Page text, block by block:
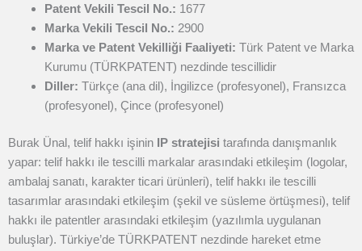
Patent Vekili Tescil No.: 1677
Marka Vekili Tescil No.: 2900
Marka ve Patent Vekilliği Faaliyeti: Türk Patent ve Marka
Kurumu (TÜRKPATENT) nezdinde tescillidir
Diller: Türkçe (ana dil), İngilizce (profesyonel), Fransızca
(profesyonel), Çince (profesyonel)
Burak Ünal, telif hakkı işinin IP stratejisi tarafında danışmanlık
yapar: telif hakkı ile tescilli markalar arasındaki etkileşim (logolar,
ambalaj sanatı, karakter ticari ürünleri), telif hakkı ile tescilli
tasarımlar arasındaki etkileşim (şekil ve süsleme örtüşmesi), telif
hakkı ile patentler arasındaki etkileşim (yazılımla uygulanan
buluşlar). Türkiye’de TÜRKPATENT nezdinde hareket etme